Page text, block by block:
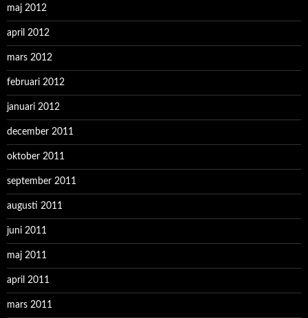
maj 2012
april 2012
mars 2012
februari 2012
januari 2012
december 2011
oktober 2011
september 2011
augusti 2011
juni 2011
maj 2011
april 2011
mars 2011